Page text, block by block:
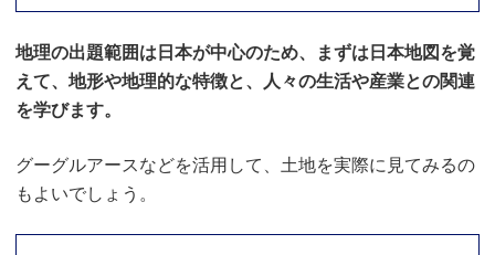
地理の出題範囲は日本が中心のため、まずは日本地図を覚
えて、地形や地理的な特徴と、人々の生活や産業との関連
を学びます。
グーグルアースなどを活用して、土地を実際に見てみるの
もよいでしょう。